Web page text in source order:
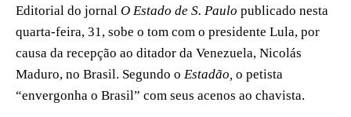
Editorial do jornal O Estado de S. Paulo publicado nesta
quarta-feira, 31, sobe o tom com o presidente Lula, por
causa da recepção ao ditador da Venezuela, Nicolás
Maduro, no Brasil. Segundo o Estadão, o petista
“envergonha o Brasil” com seus acenos ao chavista.